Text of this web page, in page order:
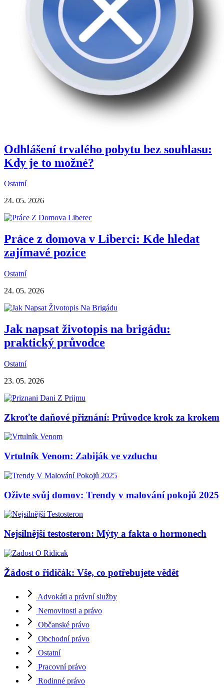
Odhlášení trvalého pobytu bez souhlasu:
Kdy je to možné?
Ostatní
24. 05. 2026
Práce z domova v Liberci: Kde hledat
zajímavé pozice
Ostatní
24. 05. 2026
Jak napsat životopis na brigádu:
praktický průvodce
Ostatní
23. 05. 2026
Zkroťte daňové přiznání: Průvodce krok za krokem
Vrtulník Venom: Zabiják ve vzduchu
Oživte svůj domov: Trendy v malování pokojů 2025
Nejsilnější testosteron: Mýty a fakta o hormonech
Žádost o řidičák: Vše, co potřebujete vědět
Advokáti a právní služby
Nemovitosti a právo
Občanské právo
Obchodní právo
Ostatní
Pracovní právo
Rodinné právo